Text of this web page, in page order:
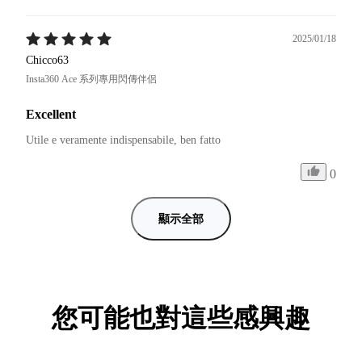
2025/01/18
Chicco63
Insta360 Ace 系列專用閃傳伴侶
Excellent
Utile e veramente indispensabile, ben fatto
0
顯示全部
您可能也對這些感興趣